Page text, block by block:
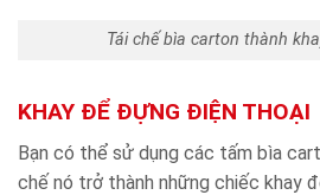
Tái chế bìa carton thành
KHAY ĐỂ ĐỰNG ĐIỆN THOẠI
Bạn có thể sử dụng các tấm bìa
chế nó trở thành những chiếc khay